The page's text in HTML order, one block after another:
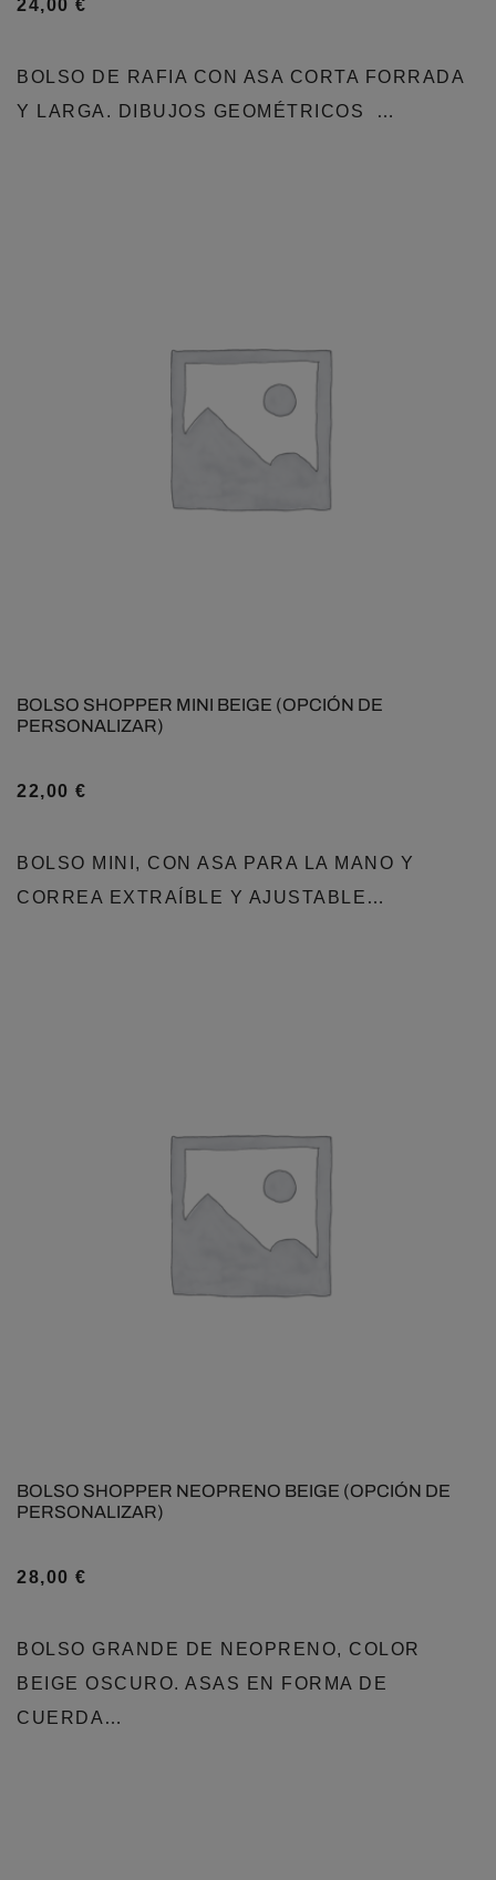
24,00 €
BOLSO DE RAFIA CON ASA CORTA FORRADA
Y LARGA. DIBUJOS GEOMÉTRICOS …
BOLSO SHOPPER MINI BEIGE (OPCIÓN DE
PERSONALIZAR)
22,00 €
BOLSO MINI, CON ASA PARA LA MANO Y
CORREA EXTRAÍBLE Y AJUSTABLE…
BOLSO SHOPPER NEOPRENO BEIGE (OPCIÓN DE
PERSONALIZAR)
28,00 €
BOLSO GRANDE DE NEOPRENO, COLOR
BEIGE OSCURO. ASAS EN FORMA DE
CUERDA…